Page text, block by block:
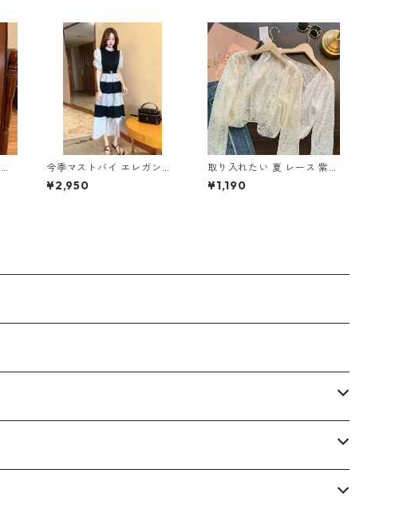
今季マストバイ エレガント
ギャザー 切り替え ワンピー
ス m-278
¥2,950
取り入れたい 夏 レース 紫外
線カット 長袖 カーディガン
m-643
¥1,190